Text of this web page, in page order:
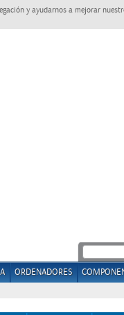
y ayudarnos a mejorar
ORDENADORES